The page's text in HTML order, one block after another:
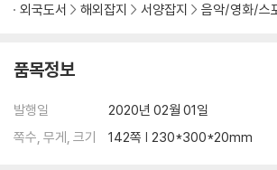
외국도서 해외잡지 서양잡지 음악/영화/스
품목정보
발행일
2020년 02월 01일
쪽수, 무게, 크기
142쪽 | 230*300*20mm